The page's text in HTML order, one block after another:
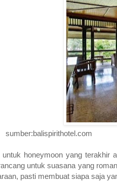
honeymoon yang
untuk suasana yang
pasti membuat siapa saja